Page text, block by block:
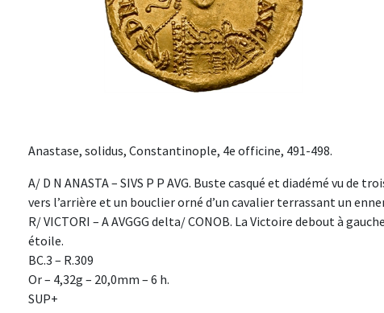
Anastase, solidus, Constantinople, 4e officine, 491-498.
A/ D N ANASTA – SIVS P P AVG. Buste casqué et diadémé vu de
vers l’arrière et un bouclier orné d’un cavalier terrassant un
R/ VICTORI – A AVGGG delta/ CONOB. La Victoire debout à
étoile.
BC.3 – R.309
Or – 4,32g – 20,0mm – 6 h.
SUP+